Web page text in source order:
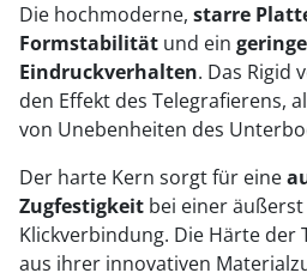
Die hochmoderne, starre
Formstabilität und ein
Eindruckverhalten. Das Rigid
den Effekt des Telegrafierens,
von Unebenheiten des
Der harte Kern sorgt für eine
Zugfestigkeit bei einer
Klickverbindung. Die Härte der
aus ihrer innovativen